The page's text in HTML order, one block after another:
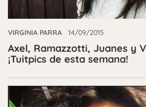
VIRGINIA PARRA 14/09/2015
Axel, Ramazzotti, Juanes y
¡Tuitpics de esta semana!